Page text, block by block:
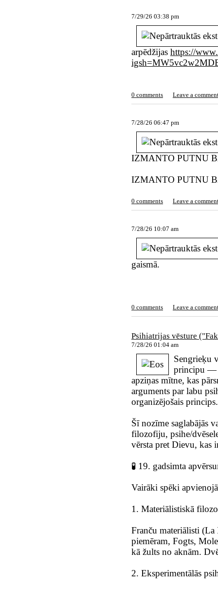
7/29/26 03:38 pm
arpēdžijas https://
0 comments Leave a
7/28/26 06:47 pm
IZMANTO PUTNU
IZMANTO PUTNU
0 comments Leave a
7/28/26 10:07 am
gaismā.
0 comments Leave a
Psihiatrijas vēsture
7/28/26 01:04 am
Sengrieķu
principu —
apziņas mītne, kas
arguments par labu
organizējošais princips.
Šī nozīme saglabājās
filozofiju, psihe/
vērsta pret Dievu, kas
🧪 19. gadsimta
Vairāki spēki
1. Materiālistiskā
Franču materiālisti
piemēram, Fogts,
kā žults no aknām.
2. Eksperimentālās